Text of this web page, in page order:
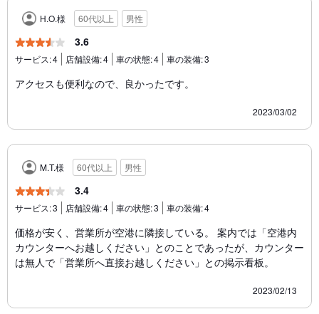
H.O.様 60代以上 男性
3.6
サービス:4 店舗設備:4 車の状態:4 車の装備:3
アクセスも便利なので、良かったです。
2023/03/02
M.T.様 60代以上 男性
3.4
サービス:3 店舗設備:4 車の状態:3 車の装備:4
価格が安く、営業所が空港に隣接している。 案内では「空港内
カウンターへお越しください」とのことであったが、カウンター
は無人で「営業所へ直接お越しください」との掲示看板。
2023/02/13